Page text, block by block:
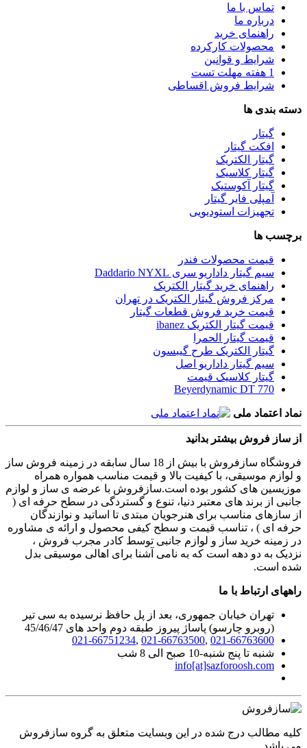
تماس با ما
درباره ما
راهنمای خرید
محصولات کارکرده
شرایط و قوانین
1 هفته مهلت تست
شرایط فروش اقساطی
دسته بندی ها
گیتار
افکت گیتار
گیتار الکتریک
گیتار کلاسیک
گیتار آکوستیک
آمپلی فایر گیتار
تجهیزات استودیویی
برچسب ها
قیمت محصولات فندر
سیم گیتار داداریو سری Daddario NYXL
راهنمای خرید گیتار الکتریک
مرکز فروش گیتار الکتریک در تهران
قیمت خرید فروش قطعات گیتار
قیمت گیتار الکتریک ibanez
قیمت گیتار الحمرا
گیتار الکتریک طرح گیبسون
سیم گیتار داداریو اصل
گیتار کلاسیک قیمت
Beyerdynamic DT 770
نماد اعتماد ملی
از ساز فروش بیشتر بدانید
فروشگاه سازفروش با بیش از 18 سال سابقه در زمینه فروش ساز
و لوازم موسیقی، با کیفیت بالا و قیمت مناسب همواره همراه
موزیسین های کشور بوده است.سازفروش با عرضه ی ساز و لوازم
جانبی از برند های معتبر دنیا، تنوع و گستردگی در سطح حرفه ای (
از سازهای مناسب برای هنرجویان مبتدی تا اساتید و نوازندگان
حرفه ای ) ، تناسب قیمت و سطح کیفی محصول و ارائه ی مشاوره
در زمینه خرید ساز و لوازم جانبی توسط کادر مجرب فروش ،
نزدیک به دو دهه است که به نامی آشنا برای اهالی موسیقی بدل
شده است.
راههای ارتباط با ما
تهران خیابان جمهوری، بعد از پل حافظ نرسیده به سی تیر
(روبرو چارسو) پاساژ پیروز طبقه دوم واحد های 45/46/47
021-66763600
,
021-66763500
,
021-66751234
شنبه تا پنج شنبه-10 صبح الی 8 شب
info[at]sazforoosh.com
کلیه مطالب درج شده در این وبسایت متعلق به گروه سازفروش
می باشد.